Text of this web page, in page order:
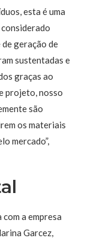
esta é uma
geração de
sustentadas e
graças ao
projeto, nosso
são
os materiais
mercado”,
a empresa
Garcez,